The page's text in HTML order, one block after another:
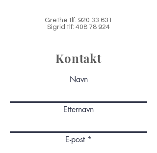
Grethe tlf: 920 33 631
Sigrid tlf: 408 78 924
Kontakt
Navn
Etternavn
E-post